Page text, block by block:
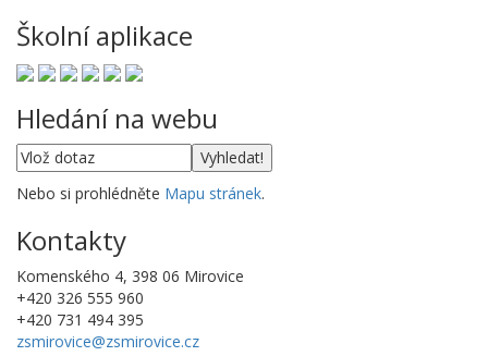
Školní aplikace
Hledání na webu
Nebo si prohlédněte Mapu stránek.
Kontakty
Komenského 4, 398 06 Mirovice
+420 326 555 960
+420 731 494 395
zsmirovice@zsmirovice.cz